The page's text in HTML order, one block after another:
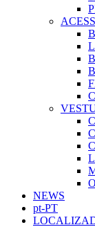
NEWS
pt-PT